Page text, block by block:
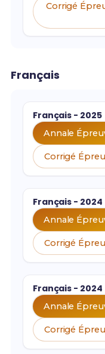
Corrigé
Français
Français - 2025
Annale
Corrigé
Français - 2024
Annale
Corrigé
Français - 2024
Annale
Corrigé